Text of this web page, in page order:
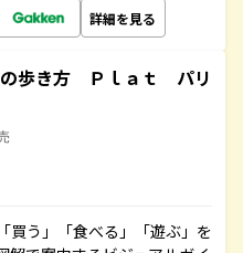
詳細を見る
歩き方 Ｐｌａｔ パリ
買う」「食べる」「遊ぶ」を